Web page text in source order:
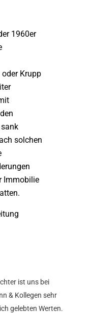
1960er
Krupp
solchen
Immobilie
ist uns bei
& Kollegen sehr
gelebten Werten.